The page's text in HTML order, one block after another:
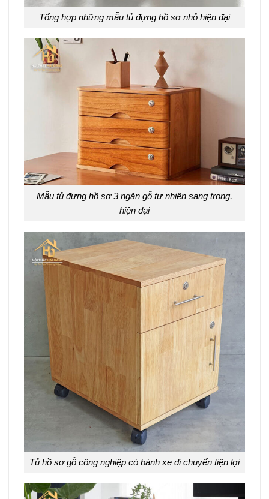
Tổng hợp những mẫu tủ đựng hồ sơ nhỏ hiện đại
Mẫu tủ đựng hồ sơ 3 ngăn gỗ tự nhiên sang trọng,
hiện đại
Tủ hồ sơ gỗ công nghiệp có bánh xe di chuyển tiện lợi